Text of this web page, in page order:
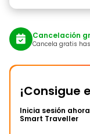
Cancelación
Cancela gratis
¡Consigue
Inicia sesión
Smart Traveller